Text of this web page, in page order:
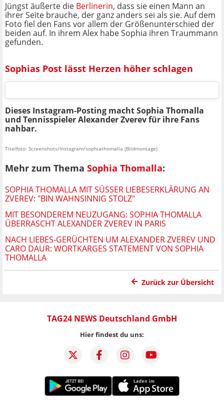
Jüngst äußerte die Berlinerin, dass sie einen Mann an
ihrer Seite brauche, der ganz anders sei als sie. Auf dem
Foto fiel den Fans vor allem der Größenunterschied der
beiden auf. In ihrem Alex habe Sophia ihren Traummann
gefunden.
Sophias Post lässt Herzen höher schlagen
Dieses Instagram-Posting macht Sophia Thomalla
und Tennisspieler Alexander Zverev für ihre Fans
nahbar.
Titelfoto: Screenshots/Instagram/sophiathomalla (Bildmontage)
Mehr zum Thema Sophia Thomalla:
SOPHIA THOMALLA MIT SÜSSER LIEBESERKLÄRUNG AN Z
VEREV: "BIN WAHNSINNIG STOLZ"
MIT BESONDEREM NEUZUGANG: SOPHIA THOMALLA
ÜBERRASCHT ALEXANDER ZVEREV IN PARIS
NACH LIEBES-GERÜCHTEN UM ALEXANDER ZVEREV UND
CARO DAUR: WORTKARGES STATEMENT VON SOPHIA
THOMALLA
Zurück zur Übersicht
TAG24 NEWS Deutschland GmbH
Hier findest du uns: